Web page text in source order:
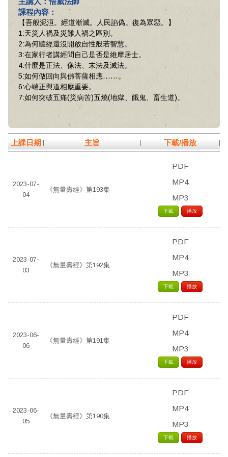
課程內容：
【吾般泥洹。經道漸滅。人民諂偽。復為眾惡。】
1:天災人禍及災難人禍之區別。
2:為何聽經還沒開啟自性般若智慧。
3:在家行者講經問自己是否是維摩居士。
4:什麼是正法、像法、末法及滅法。
5:如何做回向與佛菩薩相應……。
6:心端正與道相應重要。
7:如何突破五痛(災病苦)五燒(地獄、餓鬼、畜生道)。
上課日期 主旨 下載/播放
2023-07-
04
《無量壽經》第193集
PDF
MP4
MP3
下載 播放
2023-07-
03
《無量壽經》第192集
PDF
MP4
MP3
下載 播放
2023-06-
06
《無量壽經》第191集
PDF
MP4
MP3
下載 播放
2023-06-
05
《無量壽經》第190集
PDF
MP4
MP3
下載 播放